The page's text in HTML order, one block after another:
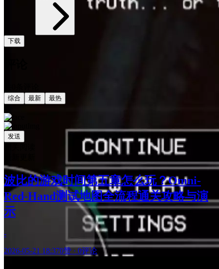
下载
综合 最新 最热
发送
波比的游戏时间第五章怎么玩？Omni-
Red-Hand测试地图全流程通关攻略与演
示
-
2026-05-21 18:370赞 · 0评论